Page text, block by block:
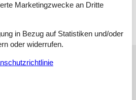
Marketingzwecke an Dritte
in Bezug auf Statistiken und/oder
oder widerrufen.